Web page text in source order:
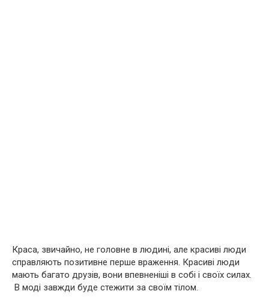
Краса, звичайно, не головне в людині, але красиві люди
справляють позитивне перше враження. Красиві люди
мають багато друзів, вони впевненіші в собі і своїх силах.
В моді завжди буде стежити за своїм тілом.